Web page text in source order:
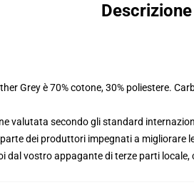
Descrizione
Grey è 70% cotone, 30% poliestere.
valutata secondo gli standard
dei produttori impegnati a migliorare
dal vostro appagante di terze parti